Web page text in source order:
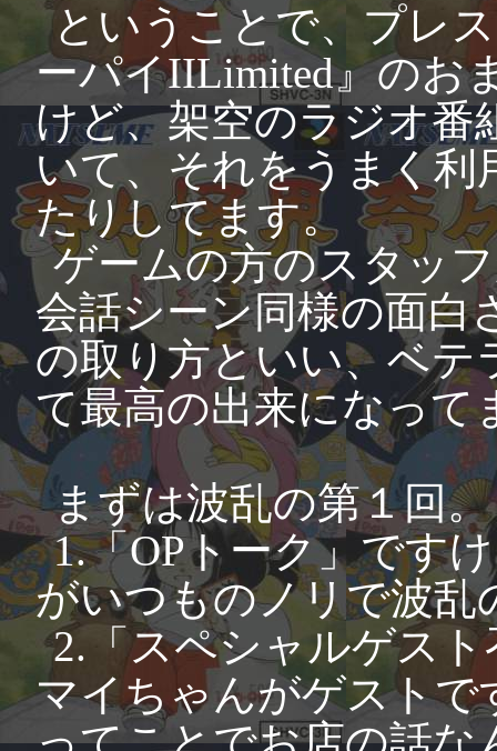
ということで、プレ
ーパイIILimited』のお
けど、架空のラジオ番
いて、それをうまく利
たりしてます。
ゲームの方のスタッ
会話シーン同様の面白
の取り方といい、ベテ
て最高の出来になって
まずは波乱の第１回。
1.「OPトーク」です
がいつものノリで波乱
2.「スペシャルゲス
マイちゃんがゲストで